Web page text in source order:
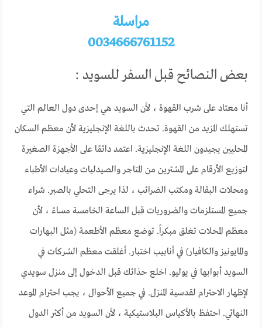
مراسلة
0034666761152
بعض النصائح قبل السفر للسويد :
أنا معتاد على شرب القهوة ، لأن السويد هي إحدى دول العالم التي
تستهلك المزيد من القهوة. تحدث باللغة الإنجليزية لأن معظم السكان
المحليين يجيدون اللغة الإنجليزية. اعتمد دائمًا على الأجهزة الصغيرة
لتوزيع الأرقام على المشترين من المتاجر والصيدليات وعيادات الأطباء
ومحلات البقالة ومكتب الضرائب ، لذا يرجى التحلي بالصبر. شراء
جميع المستلزمات والضروريات قبل الساعة الخامسة مساءً ، لأن
معظم المحلات تغلق مبكراً. توضع معظم الأطعمة (مثل البهارات
والمايونيز والكافيار) في أنابيب اختبار. أغلقت معظم الشركات في
السويد أبوابها في يوليو. اخلع حذائك قبل الدخول إلى منزل سويدي
لإظهار الاحترام لقدسية المنزل. في جميع الأحوال ، يجب احترام الموعد
النهائي. احتفظ بالأكياس البلاستيكية ، لأن السويد من أكثر الدول